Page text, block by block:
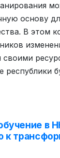
основу
В этом
своими
в
к